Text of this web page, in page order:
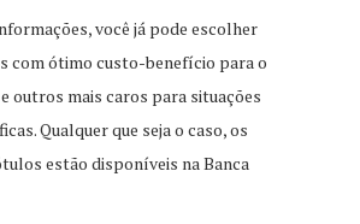
você já pode escolher
com ótimo custo-benefício para o
e outros mais caros para situações
Qualquer que seja o caso, os
estão disponíveis na Banca